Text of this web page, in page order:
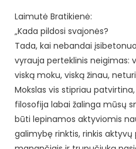
Laimutė Bratikienė:
„Kada pildosi svajonės?
Tada, kai nebandai
vyrauja perteklinis neigimas:
viską moku, viską žinau,
Mokslas vis stipriau
filosofija labai žalinga mūsų
būti lepinamos aktyviomis
galimybę rinktis, rinkis aktyvų